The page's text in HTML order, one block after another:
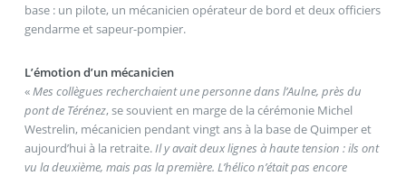
base : un pilote, un mécanicien opérateur de bord et deux officiers
gendarme et sapeur-pompier.
L’émotion d’un mécanicien
« Mes collègues recherchaient une personne dans l’Aulne, près du
pont de Térénez, se souvient en marge de la cérémonie Michel
Westrelin, mécanicien pendant vingt ans à la base de Quimper et
aujourd’hui à la retraite. Il y avait deux lignes à haute tension : ils ont
vu la deuxième, mais pas la première. L’hélico n’était pas encore